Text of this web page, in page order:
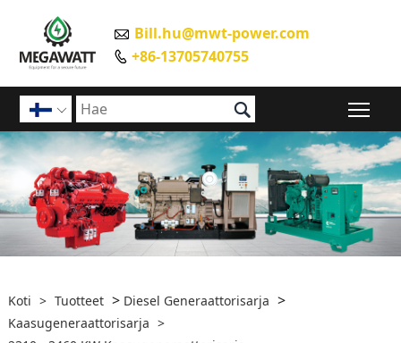
 Bill.hu@mwt-power.com
 +86-13705740755
 
Koti > Tuotteet > Diesel Generaattorisarja >
Kaasugeneraattorisarja >